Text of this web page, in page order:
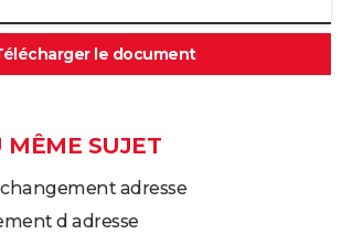
le document
SUJET
adresse
d adresse